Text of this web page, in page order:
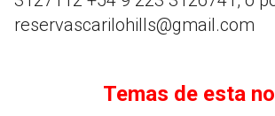
reservascarilohills@gmail.com
Temas de esta